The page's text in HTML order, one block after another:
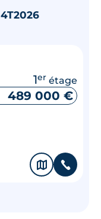
4T2026
1er étage
489 000 €
🗞 📞